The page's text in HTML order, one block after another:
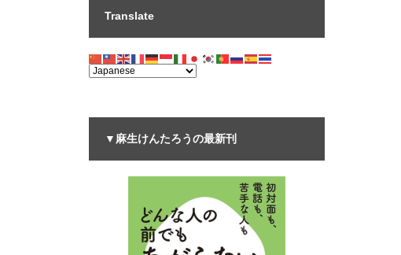
Translate
▼麻生けんたろうの最新刊